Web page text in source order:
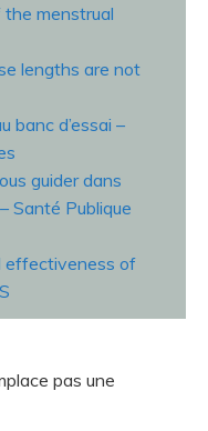
menstrual
lengths are not
banc d’essai –
guider dans
Santé Publique
effectiveness of
pas une